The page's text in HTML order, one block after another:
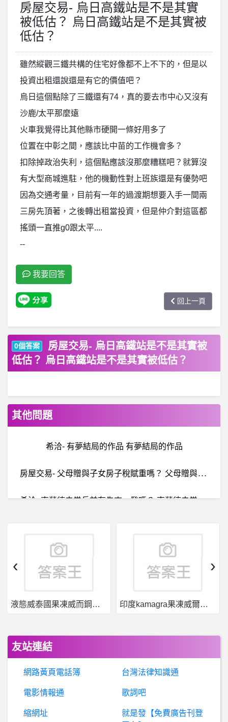
房屋交易- 烏日高鐵站是不是其實
被低估？ 烏日高鐵站是不是其實被
低估？
雖然縱觀三鐵共構的住宅好像都不上不下的，但是以
投資出租還說還是有它的價值吧？
烏日這個點除了三鐵還有74，真的要去市中心又沒有
沙鹿/太平那麼遠
火車我覺得比其他縣市硬開一條好用多了
位置在中彰之間，應該比中苗的工作機會多？
扣除掉政治失利，這個點應該沒那麼糟糕吧？就算沒
有大型商城進駐，他的機動性對上班族還是有優勢吧
因為交通考量，目前有一年的過渡期想要入手一間兩
三房先頂著，之後轉出租當投資，但是仲介對這區都
搖頭一直推g0跟太平....
--
我要回答
回上一頁
0個答案
房屋交易- 烏日高鐵站是不是其實被
低估？ 烏日高鐵站是不是其實被低估？
其他問題
希洽- 有夢結局的作品 有夢結局的作品
房
屋交易- 父母贈與子女房子稅賦重嗎？ 父母贈與子女房子稅賦重嗎？
希
洽- 克勞德去當兵前有先來一發嗎？ 克勞德去當兵前有先來一發嗎？
行列輸入法- 有關shift選字的功能
希洽- 如果幽遊白書動畫重製 如果幽遊白書動畫重製
詐
騙警示：3i證券是詐騙嗎、鴻錦是詐騙嗎、成大是詐騙嗎、德億國際是詐騙嗎、鼎智是詐騙嗎、Gemini是詐騙嗎、高橋是詐騙嗎、Bnext是詐騙嗎
蘋
果iOS作業系統- iphone15系列過熱 沒有辦法用ios系統改 iphone15系列過熱 沒有辦法用ios系統改
MacGyver- 有沒有妮琪的八卦？
棒
球- 日本製造的真貨到底有多稀少？ 日本製造的真貨到底有多稀少？
液態威泰國果凍威而鋼哪裡買 印度kamagra果凍威爾剛用於治療男性勃起功能障礙
‹ ›
友站連結
網路黃頁電話簿 台灣法律知識通
電影情報通 歌詞吧
縮網址
就是發【免費廣告刊登